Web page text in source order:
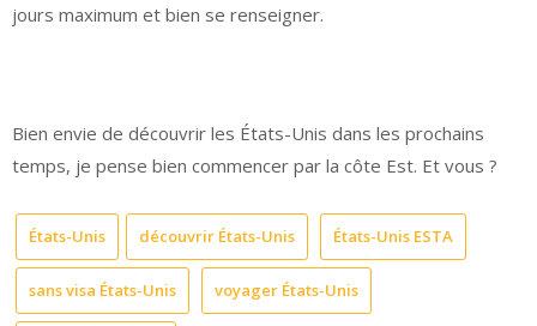
jours maximum et bien se renseigner.
Bien envie de découvrir les États-Unis dans les prochains
temps, je pense bien commencer par la côte Est. Et vous ?
États-Unis découvrir États-Unis États-Unis ESTA
sans visa États-Unis voyager États-Unis